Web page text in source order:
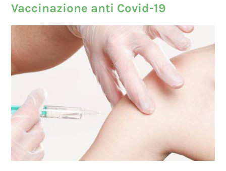
TERAPIA FISICA VASCOLARE BEMER®
PREVENZIONE OSTEOPOROSI
HOLTER PRESSORIO
HOLTER CARDIACO
ELETTROCARDIOGRAMMA
Vaccinazione anti Covid-19